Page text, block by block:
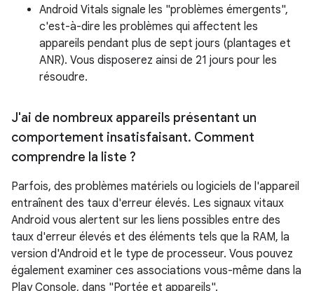
Android Vitals signale les "problèmes émergents",
c'est-à-dire les problèmes qui affectent les
appareils pendant plus de sept jours (plantages et
ANR). Vous disposerez ainsi de 21 jours pour les
résoudre.
J'ai de nombreux appareils présentant un
comportement insatisfaisant. Comment
comprendre la liste ?
Parfois, des problèmes matériels ou logiciels de l'appareil
entraînent des taux d'erreur élevés. Les signaux vitaux
Android vous alertent sur les liens possibles entre des
taux d'erreur élevés et des éléments tels que la RAM, la
version d'Android et le type de processeur. Vous pouvez
également examiner ces associations vous-même dans la
Play Console, dans "Portée et appareils".